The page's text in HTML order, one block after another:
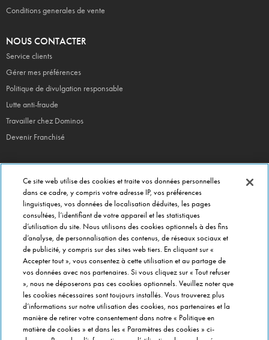
Conditions generales de vente
NOUS CONTACTER
Service clients
Gérer mes préférences
Politique de divulgation responsable
Lutte anti-fraude
Travailler chez Dominos
Devenir Franchisé
EN CE MOMENT
Bouchées Doubles
Jours Fous
Domino's x Oasis x Spiderman
Nos opérations locales
PRÈS DE CHEZ VOUS
Pizzas Paris
Pizzas Lyon
Ce site web utilise des cookies et traite vos données personnelles
dans ce cadre, y compris votre adresse IP, vos préférences
linguistiques, vos données de localisation déduites, les pages
consultées, l’identifiant de votre appareil et les statistiques
d’utilisation du site. Nous utilisons des cookies optionnels à des fins
d’analyse, de personnalisation des contenus, de réseaux sociaux et
de publicité, y compris sur des sites web tiers. En cliquant sur «
Accepter tout », vous consentez à cette utilisation et au partage de
vos données avec nos partenaires. Si vous cliquez sur « Tout refuser
», nous ne déposerons pas ces cookies optionnels. Veuillez noter que
les cookies nécessaires sont toujours installés. Vous trouverez plus
d’informations sur notre utilisation des cookies, nos partenaires et la
manière de retirer votre consentement dans notre « Politique en
matière de cookies » et dans les « Paramètres des cookies » ci-